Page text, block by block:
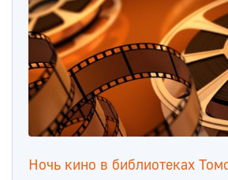
Ночь кино в библиотеках